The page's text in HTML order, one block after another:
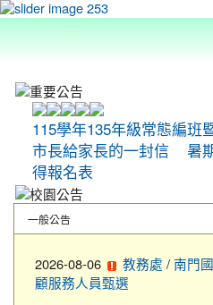
:::
115學年135年級常態編班
市長給家長的一封信
暑
得報名表
一般公告
2026-08-06 教務處 / 南門
顧服務人員甄選